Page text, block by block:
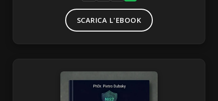
SCARICA L'EBOOK